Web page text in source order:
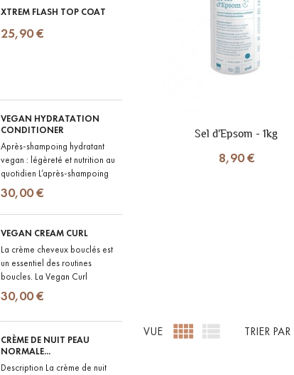
XTREM FLASH TOP COAT
25,90 €
VEGAN HYDRATATION
CONDITIONER
Après-shampoing hydratant
vegan : légèreté et nutrition au
quotidien L’après-shampoing
hydratant est un indispensable
de toute routine capillaire,...
30,00 €
VEGAN CREAM CURL
La crème cheveux bouclés est
un essentiel des routines
boucles. La Vegan Curl
Cream de CUT BY FRED a été
pensée pour les cheveux
30,00 €
CRÈME DE NUIT PEAU
NORMALE...
Description La crème de nuit
Sel d'Epsom - 1kg
8,90 €
VUE   TRIER PAR